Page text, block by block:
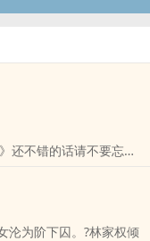
还不错的话请不要忘记
沦为阶下囚。?林家权倾